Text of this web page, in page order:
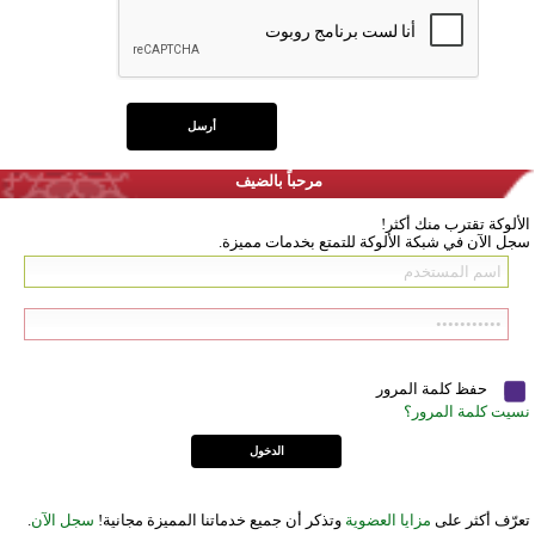
مرحباً بالضيف
الألوكة تقترب منك أكثر!
سجل الآن في شبكة الألوكة للتمتع بخدمات مميزة.
حفظ كلمة المرور
نسيت كلمة المرور؟
تعرّف أكثر على مزايا العضوية وتذكر أن جميع خدماتنا المميزة مجانية! سجل الآن